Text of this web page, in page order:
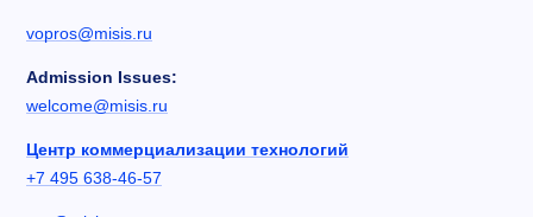
vopros@misis.ru
Admission Issues:
welcome@misis.ru
Центр коммерциализации технологий
+7 495 638-46-57